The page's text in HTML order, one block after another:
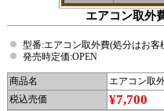
エアコン取外
型番:エアコン取外費(処分はお客
発売時定価:OPEN
商品名
エアコン取
税込売価
¥7,700